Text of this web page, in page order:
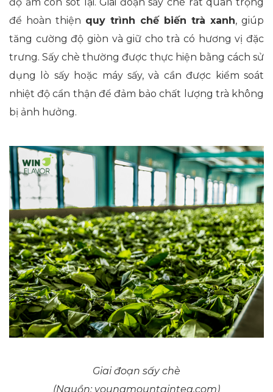
để hoàn thiện quy trình chế biến trà xanh, giúp
tăng cường độ giòn và giữ cho trà có hương vị đặc
trưng. Sấy chè thường được thực hiện bằng cách sử
dụng lò sấy hoặc máy sấy, và cần được kiểm soát
nhiệt độ cẩn thận để đảm bảo chất lượng trà không
bị ảnh hưởng.
Giai đoạn sấy chè
(Nguồn: youngmountaintea.com)